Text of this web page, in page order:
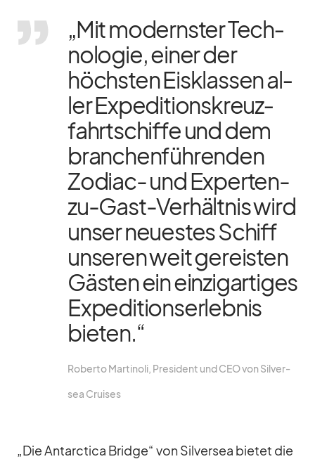
„Mit mo­derns­ter Tech­
no­lo­gie, ei­ner der
höchs­ten Eis­klas­sen al­
ler Ex­pe­di­ti­ons­kreuz­
fahrt­schiffe und dem
bran­chen­füh­ren­den
Zo­diac- und Ex­per­ten-
zu-Gast-Ver­hält­nis wird
un­ser neu­es­tes Schiff
un­se­ren weit ge­reis­ten
Gäs­ten ein ein­zig­ar­ti­ges
Ex­pe­di­ti­ons­er­leb­nis
bie­ten.“
Ro­berto Mar­ti­noli, Pre­si­dent und CEO von Sil­ver­
sea Crui­ses
„Die Ant­ar­c­tica Bridge“ von Sil­ver­sea bie­tet die